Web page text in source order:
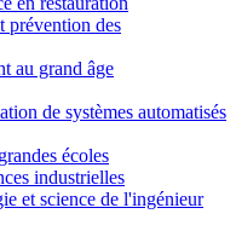
prévention des
au grand âge
de systèmes automatisés
écoles
industrielles
et science de l'ingénieur